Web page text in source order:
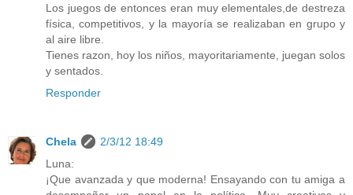
Los juegos de entonces eran muy elementales,de destreza
física, competitivos, y la mayoría se realizaban en grupo y
al aire libre.
Tienes razon, hoy los niños, mayoritariamente, juegan solos
y sentados.
Responder
Chela
2/3/12 18:49
Luna:
¡Que avanzada y que moderna! Ensayando con tu amiga a